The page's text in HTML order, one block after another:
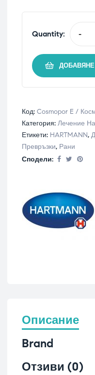
Quantity: -
ДОБАВЯНЕ
Код: Cosmopor E /
Категория: Лечение
Етикети: HARTMANN,
Превръзки, Рани
Сподели:
Описание
Brand
Отзиви (0)